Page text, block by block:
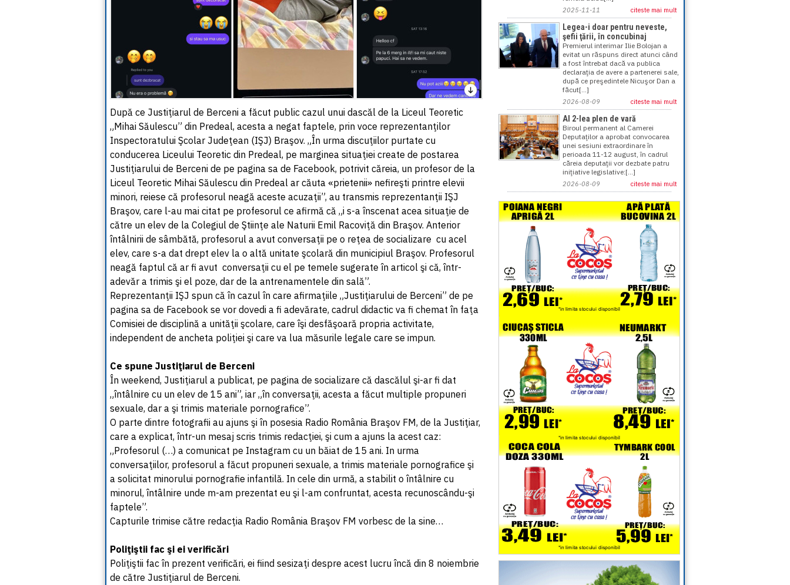
După ce Justiţiarul de Berceni a făcut public cazul unui dascăl de la Liceul Teoretic
„Mihai Săulescu” din Predeal, acesta a negat faptele, prin voce reprezentanţilor
Inspectoratului Şcolar Judeţean (IŞJ) Braşov. „În urma discuţiilor purtate cu
conducerea Liceului Teoretic din Predeal, pe marginea situaţiei create de postarea
Justiţiarului de Berceni de pe pagina sa de Facebook, potrivit căreia, un profesor de la
Liceul Teoretic Mihai Săulescu din Predeal ar căuta «prietenii» nefireşti printre elevii
minori, reiese că profesorul neagă aceste acuzaţii”, au transmis reprezentanţii IŞJ
Braşov, care l-au mai citat pe profesorul ce afirmă că „i s-a înscenat acea situaţie de
către un elev de la Colegiul de Ştiinţe ale Naturii Emil Racoviţă din Braşov. Anterior
întâlnirii de sâmbătă, profesorul a avut conversaţii pe o reţea de socializare cu acel
elev, care s-a dat drept elev la o altă unitate şcolară din municipiul Braşov. Profesorul
neagă faptul că ar fi avut conversaţii cu el pe temele sugerate în articol şi că, într-
adevăr a trimis şi el poze, dar de la antrenamentele din sală”.
Reprezentanţii IŞJ spun că în cazul în care afirmaţiile „Justiţiarului de Berceni” de pe
pagina sa de Facebook se vor dovedi a fi adevărate, cadrul didactic va fi chemat în faţa
Comisiei de disciplină a unităţii şcolare, care îşi desfăşoară propria activitate,
independent de ancheta poliţiei şi care va lua măsurile legale care se impun.
Ce spune Justiţiarul de Berceni
În weekend, Justiţiarul a publicat, pe pagina de socializare că dascălul şi-ar fi dat
„întâlnire cu un elev de 15 ani”, iar „în conversaţii, acesta a făcut multiple propuneri
sexuale, dar a şi trimis materiale pornografice”.
O parte dintre fotografii au ajuns şi în posesia Radio România Braşov FM, de la Justiţiar,
care a explicat, într-un mesaj scris trimis redacţiei, şi cum a ajuns la acest caz:
„Profesorul (…) a comunicat pe Instagram cu un băiat de 15 ani. In urma
conversaţiilor, profesorul a făcut propuneri sexuale, a trimis materiale pornografice şi
a solicitat minorului pornografie infantilă. In cele din urmă, a stabilit o întâlnire cu
minorul, întâlnire unde m-am prezentat eu şi l-am confruntat, acesta recunoscându-şi
faptele”.
Capturile trimise către redacţia Radio România Braşov FM vorbesc de la sine…
Poliţiştii fac şi ei verificări
Poliţiştii fac în prezent verificări, ei fiind sesizaţi despre acest lucru încă din 8 noiembrie
de către Justiţiarul de Berceni.
2025-11-11 citeste mai mult
Legea-i doar pentru neveste,
şefii ţării, în concubinaj
Premierul interimar Ilie Bolojan a
evitat un răspuns direct atunci când
a fost întrebat dacă va publica
declaraţia de avere a partenerei sale,
după ce preşedintele Nicuşor Dan a
făcut[...]
2026-08-09 citeste mai mult
Al 2-lea plen de vară
Biroul permanent al Camerei
Deputaţilor a aprobat convocarea
unei sesiuni extraordinare în
perioada 11-12 august, în cadrul
căreia deputaţii vor dezbate patru
iniţiative legislative:[...]
2026-08-09 citeste mai mult